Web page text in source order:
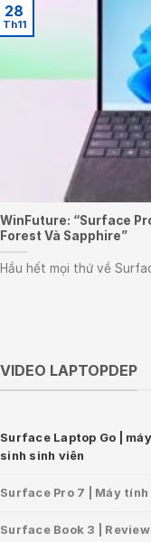
WinFuture: “Surface
Forest Và Sapphire”
Hầu hết mọi thứ về
28
Th11
VIDEO LAPTOPDEP
Surface Laptop Go |
sinh sinh viên
Surface Pro 7 | Máy
Surface Book 3 |